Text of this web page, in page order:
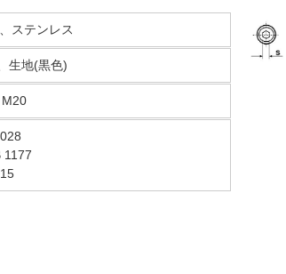
ステンレス
生地(黒色)
1177